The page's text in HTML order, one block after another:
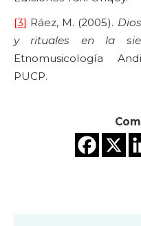
[3] Ráez, M. (2005).
y rituales en la
Etnomusicología
PUCP.